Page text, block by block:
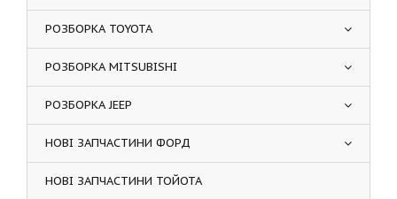
РОЗБОРКА TOYOTA
РОЗБОРКА MITSUBISHI
РОЗБОРКА JEEP
НОВІ ЗАПЧАСТИНИ ФОРД
НОВІ ЗАПЧАСТИНИ ТОЙОТА